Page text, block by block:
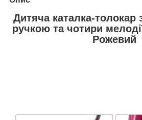
Дитяча каталка-толокар
ручкою та чотири
Рожевий